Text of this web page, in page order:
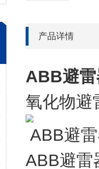
产品详情
ABB避
氧化物
ABB避
ABB避雷